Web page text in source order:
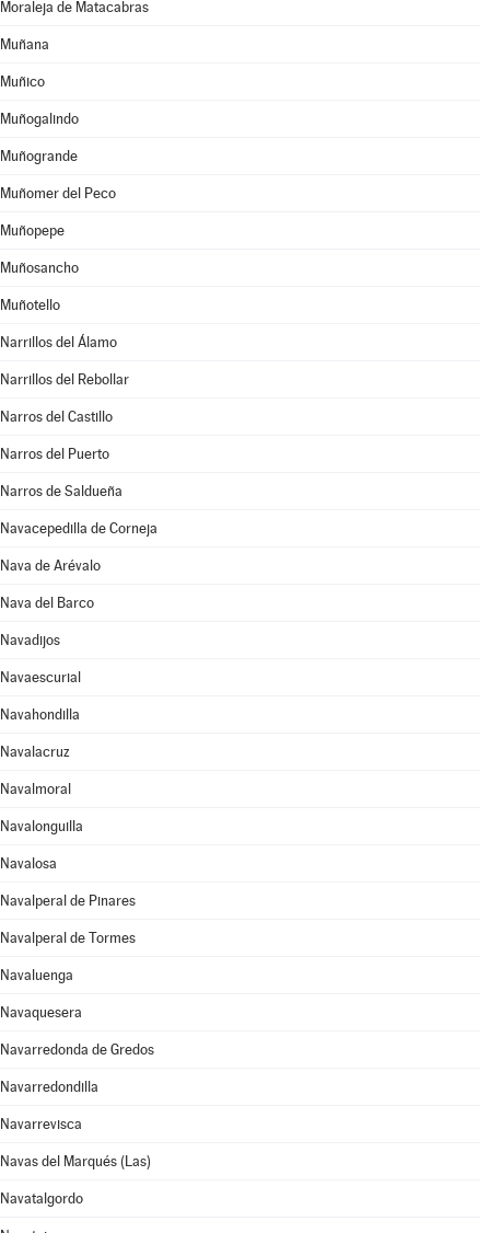
Moraleja de Matacabras
Muñana
Muñico
Muñogalindo
Muñogrande
Muñomer del Peco
Muñopepe
Muñosancho
Muñotello
Narrillos del Álamo
Narrillos del Rebollar
Narros del Castillo
Narros del Puerto
Narros de Saldueña
Navacepedilla de Corneja
Nava de Arévalo
Nava del Barco
Navadijos
Navaescurial
Navahondilla
Navalacruz
Navalmoral
Navalonguilla
Navalosa
Navalperal de Pinares
Navalperal de Tormes
Navaluenga
Navaquesera
Navarredonda de Gredos
Navarredondilla
Navarrevisca
Navas del Marqués (Las)
Navatalgordo